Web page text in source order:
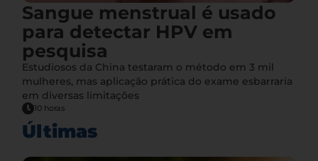
Sangue menstrual é usado
para detectar HPV em
pesquisa
Estudiosos da China testaram o método em 3 mil
mulheres, mas aplicação prática do exame esbarraria
em diversas limitações
10 horas
Últimas